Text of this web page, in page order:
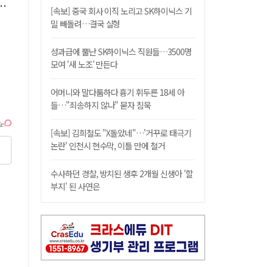
[속보] 중국 회사 이직 노리고 SK하이닉스 기
밀 빼돌려…결국 실형
성과급에 뿔난 SK하이닉스 직원들…3500명
모여 '새 노조' 만든다
어머니와 말다툼하다 흉기 휘두른 18세 아
들…"죄송하지 않나" 묻자 침묵
[속보] 김희철도 "X돌았네"…'거꾸로 태극기
논란' 인천시 현수막, 이틀 만에 철거
수사하던 경찰, 방치된 생후 2개월 신생아 '할
부지' 된 사연은